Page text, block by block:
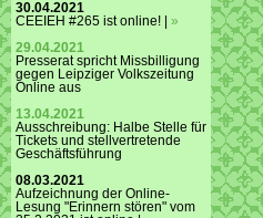
30.04.2021
CEEIEH #265 ist online! | »
29.04.2021
Presserat spricht Missbilligung
gegen Leipziger Volkszeitung
Online aus
13.04.2021
Ausschreibung: Halbe Stelle für
Tickets und stellvertretende
Geschäftsführung
08.03.2021
Aufzeichnung der Online-
Lesung "Erinnern stören" vom